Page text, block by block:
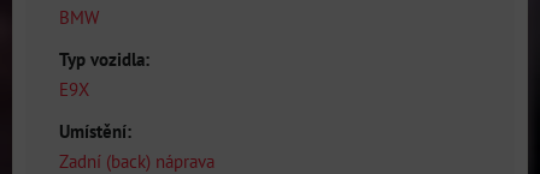
BMW
Typ vozidla:
E9X
Umístění:
Zadní (back) náprava